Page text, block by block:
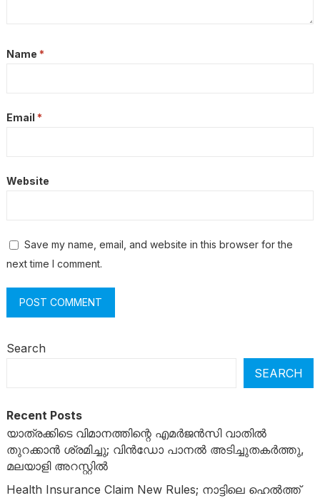
Name *
Email *
Website
Save my name, email, and website in this browser for the
next time I comment.
Search
SEARCH
Recent Posts
യാത്രക്കിടെ വിമാനത്തിന്റെ എമർജൻസി വാതിൽ
തുറക്കാൻ ശ്രമിച്ചു; വിൻഡോ പാനൽ അടിച്ചുതകർത്തു,
മലയാളി അറസ്റ്റിൽ
Health Insurance Claim New Rules; നാട്ടിലെ ഹെൽത്ത്